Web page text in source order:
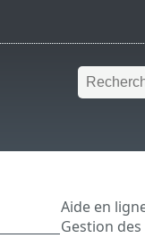
Aide en
Gestion des